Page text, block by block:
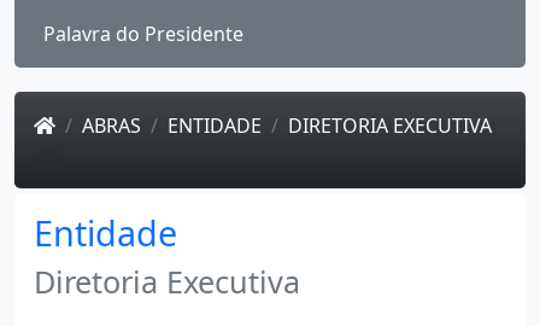
Palavra do Presidente
ABRAS ENTIDADE
DIRETORIA EXECUTIVA
Entidade
Diretoria Executiva